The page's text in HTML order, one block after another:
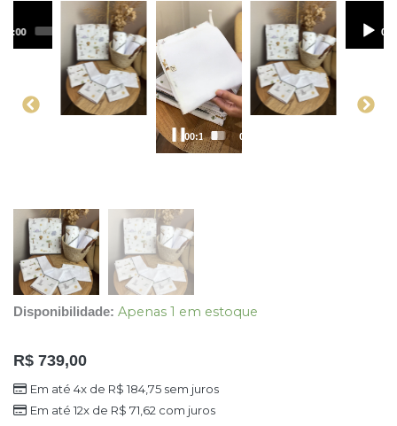
00:00 00:00
00:20 00:43
Disponibilidade: Apenas 1 em estoque
R$ 739,00
Em até 4x de R$ 184,75sem juros
Em até 12x de R$ 71,62 com juros